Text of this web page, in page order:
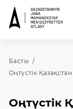
Басты
Оңтүстік
Оңтүстік